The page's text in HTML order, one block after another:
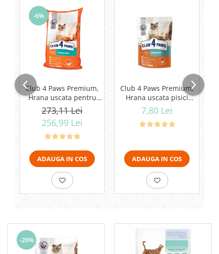
-6%
Club 4 Paws Premium,
Hrana uscata pentru
pisici sterilizate, 14kg
273,11 Lei
256,99 Lei
ADAUGA IN COS
Club 4 Paws Premium,
Hrana uscata pisici
sterilizate, 300g
7,80 Lei
ADAUGA IN COS
-20%